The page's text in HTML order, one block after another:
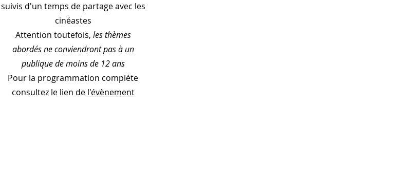
suivis d'un temps de partage avec les
cinéastes
Attention toutefois, les thèmes
abordés ne conviendront pas à un
publique de moins de 12 ans
Pour la programmation complète
consultez le lien de l'évènement